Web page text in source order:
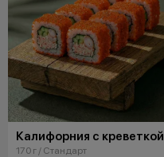
Калифорния с креветкой
170 г / Стандарт